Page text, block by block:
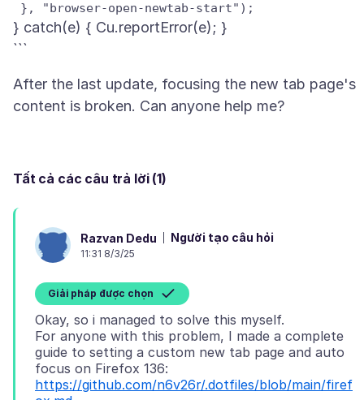
} catch(e) { Cu.reportError(e); }
After the last update, focusing the new tab page's
Tất cả các câu trả lời (1)
Razvan Dedu Người tạo câu hỏi
11:31 8/3/25
Giải pháp được chọn
Okay, so i managed to solve this myself.
For anyone with this problem, I made a complete
guide to setting a custom new tab page and auto
focus on Firefox 136:
https://github.com/n6v26r/.dotfiles/blob/main/firef